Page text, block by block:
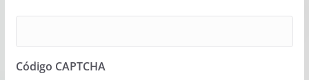
Código CAPTCHA